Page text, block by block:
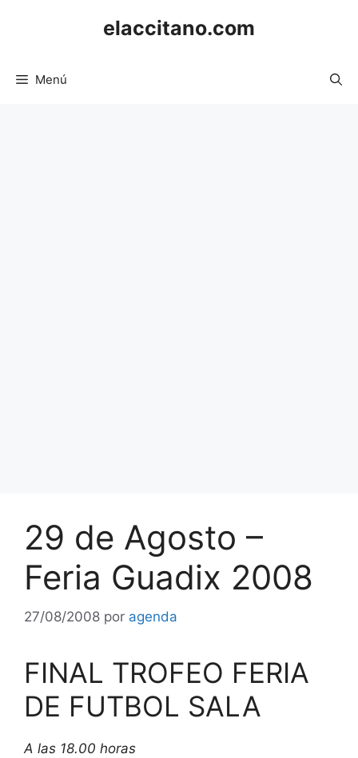
elaccitano.com
Menú
29 de Agosto –
Feria Guadix 2008
27/08/2008 por agenda
FINAL TROFEO FERIA
DE FUTBOL SALA
A las 18.00 horas